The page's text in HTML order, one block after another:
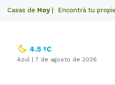
Casas de Hoy| Encontrá tu
4.5 ºC
Azul | 7 de agosto de 2026